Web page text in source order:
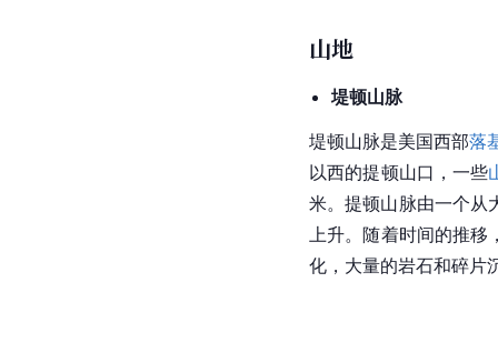
山地
堤顿山脉
堤顿山脉是美国西部落
以西的提顿山口，一些
米。提顿山脉由一个从
上升。随着时间的推移
化，大量的岩石和碎片